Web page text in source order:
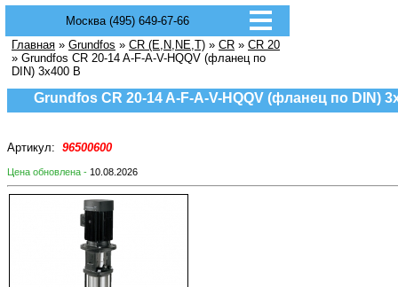
Москва (495) 649-67-66
Главная » Grundfos » CR (E,N,NE,T) » CR » CR 20
» Grundfos CR 20-14 A-F-A-V-HQQV (фланец по
DIN) 3х400 В
Grundfos CR 20-14 A-F-A-V-HQQV (фланец по DIN)
Артикул: 96500600
Цена обновлена - 10.08.2026